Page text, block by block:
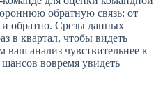
обратную связь: от
и обратно. Срезы данных
в квартал, чтобы видеть
анализ чувствительнее к
вовремя увидеть